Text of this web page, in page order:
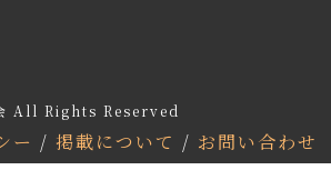
All Rights Reserved
ー / 掲載について / お問い合わせ